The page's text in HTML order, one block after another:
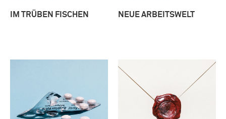
IM TRÜBEN FISCHEN NEUE ARBEITSWELT